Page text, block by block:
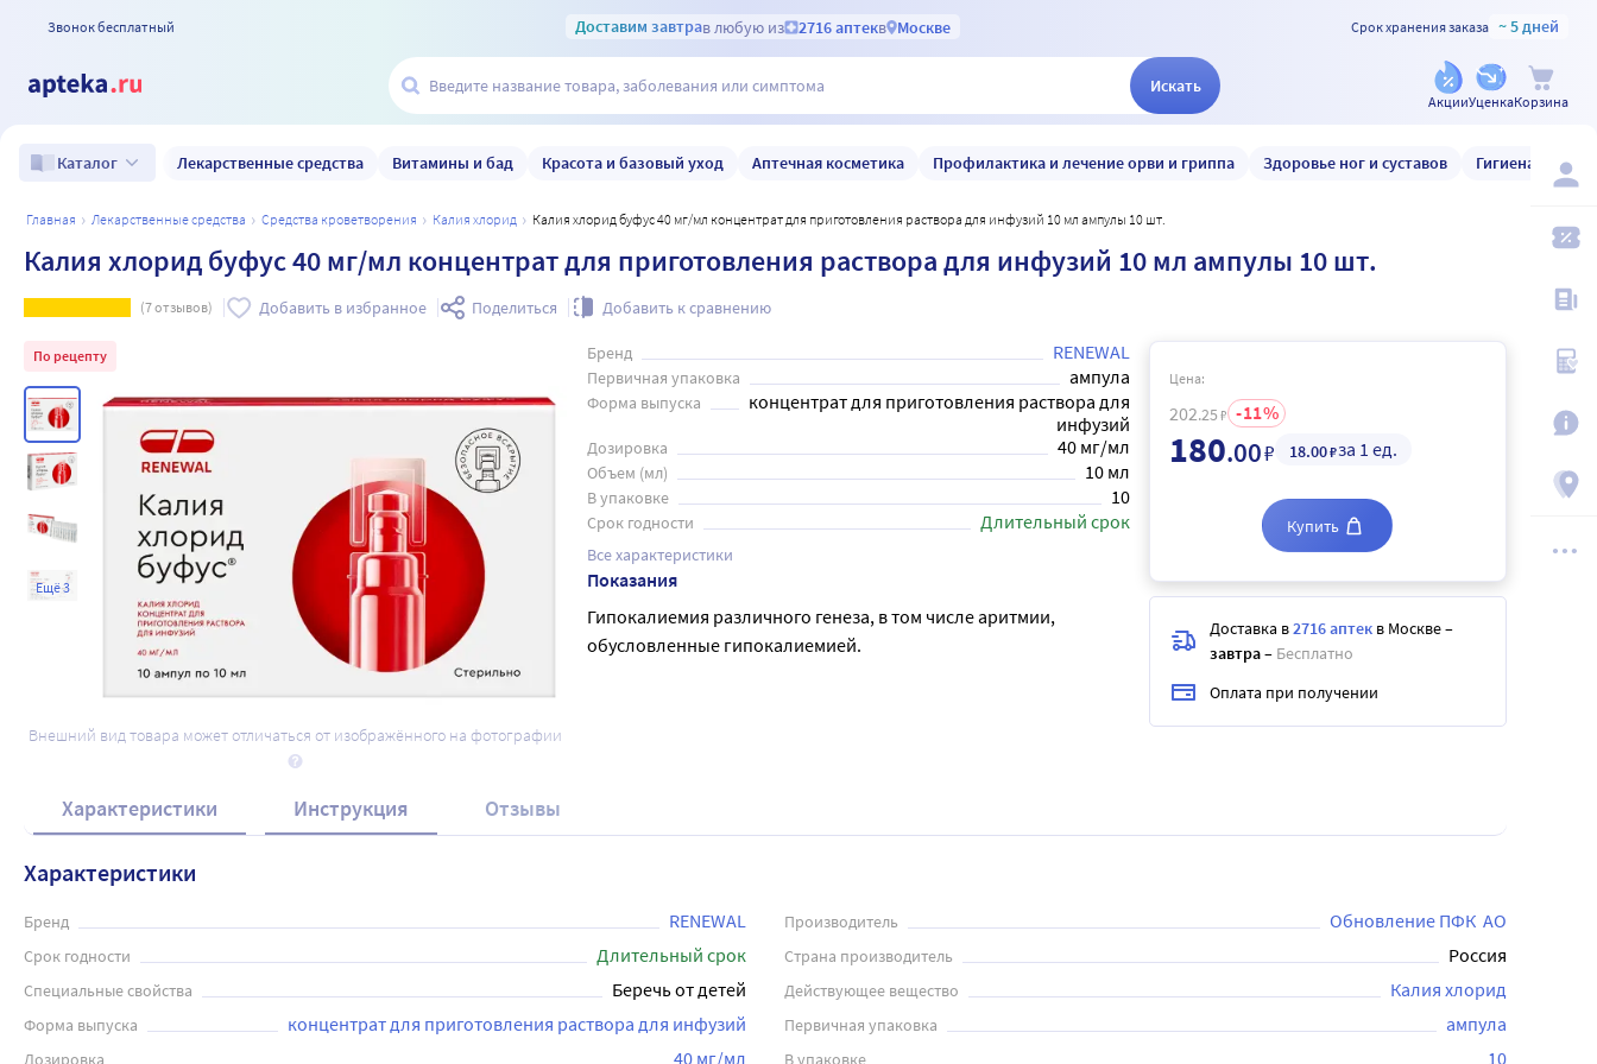
Звонок бесплатный Доставим завтрав любую из 2716 аптекв Москве Срок хранения заказа ~ 5 дней
Искать
АкцииУценкаКорзина
Каталог Лекарственные средства Витамины и бад Красота и базовый уход Аптечная косметика Профилактика и лечение орви и гриппа Здоровье ног и суставов Гигиена и уход
главная лекарственные средства средства кроветворения калия хлорид Калия хлорид буфус 40 мг/мл концентрат для приготовления раствора для инфузий 10 мл ампулы 10 шт.
Калия хлорид буфус 40 мг/мл концентрат для приготовления раствора для инфузий 10 мл ампулы 10 шт.
(7отзывов) Добавить в избранное Поделиться Добавить к сравнению
По рецепту
Ещё 3
Внешний вид товара может отличаться от изображённого на фотографии
Бренд RENEWAL
Первичная упаковка ампула
Форма выпуска
концентрат для приготовления раствора для
инфузий
Дозировка 40 мг/мл
Объем (мл) 10 мл
В упаковке 10
Срок годности Длительный срок
Все характеристики
Показания
Гипокалиемия различного генеза, в том числе аритмии,
обусловленные гипокалиемией.
Цена:
202.25 ₽ 11
180.00₽ 18.00₽за 1 ед.
Купить
Доставка в2716 аптек в Москве–
завтра– Бесплатно
Оплата при получении
Характеристики Инструкция Отзывы
Характеристики
Бренд RENEWAL Производитель Обновление ПФК  АО
Срок годности Длительный срок Страна производитель Россия
Специальные свойства Беречь от детей Действующее вещество Калия хлорид
Форма выпуска концентрат для приготовления раствора для инфузий Первичная упаковка ампула
Дозировка 40 мг/мл В упаковке 10